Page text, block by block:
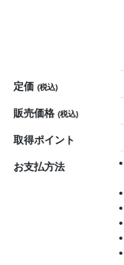
定価 (税込)
販売価格 (税込)
取得ポイント
お支払方法